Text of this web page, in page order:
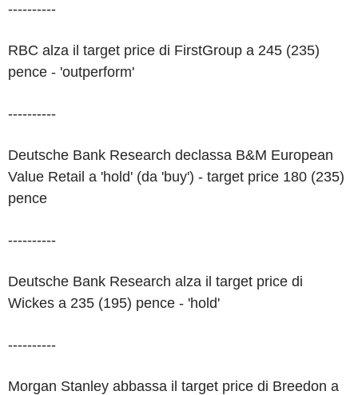
----------
RBC alza il target price di FirstGroup a 245 (235)
pence - 'outperform'
----------
Deutsche Bank Research declassa B&M European
Value Retail a 'hold' (da 'buy') - target price 180 (235)
pence
----------
Deutsche Bank Research alza il target price di
Wickes a 235 (195) pence - 'hold'
----------
Morgan Stanley abbassa il target price di Breedon a